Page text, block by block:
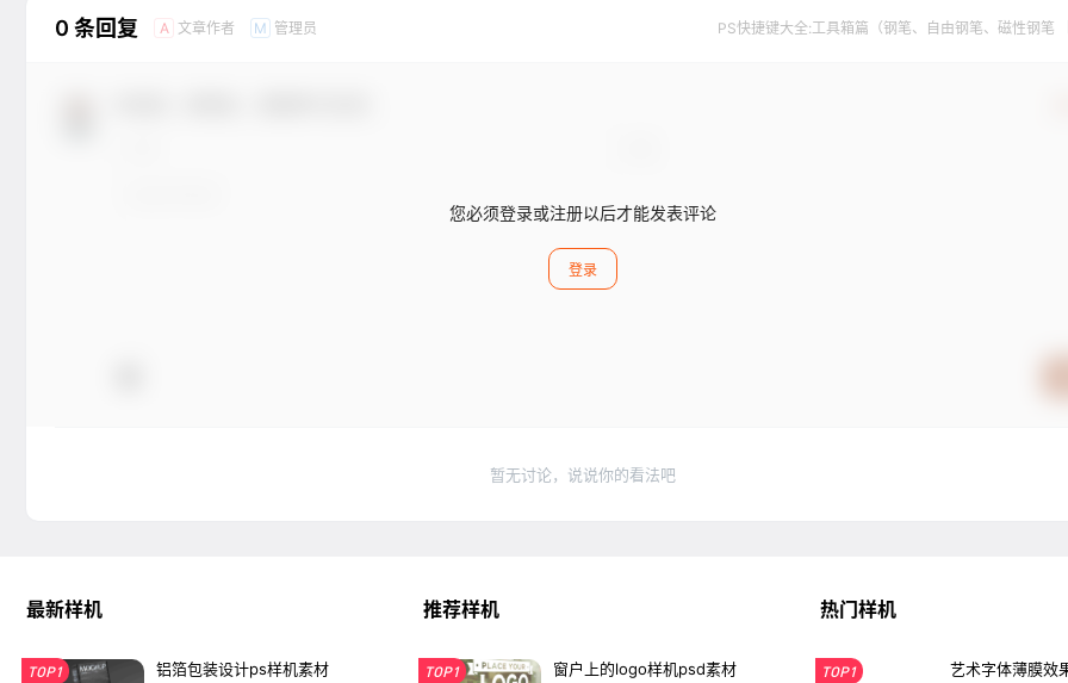
0 条回复 A 文章作者 M 管理员 PS快捷键大全:工具箱篇（钢笔、自由钢笔、磁性钢笔
您必须登录或注册以后才能发表评论
登录
暂无讨论，说说你的看法吧
最新样机
TOP1 铝箔包装设计ps样机素材
推荐样机
TOP1 窗户上的logo样机psd素材
热门样机
TOP1 艺术字体薄膜效